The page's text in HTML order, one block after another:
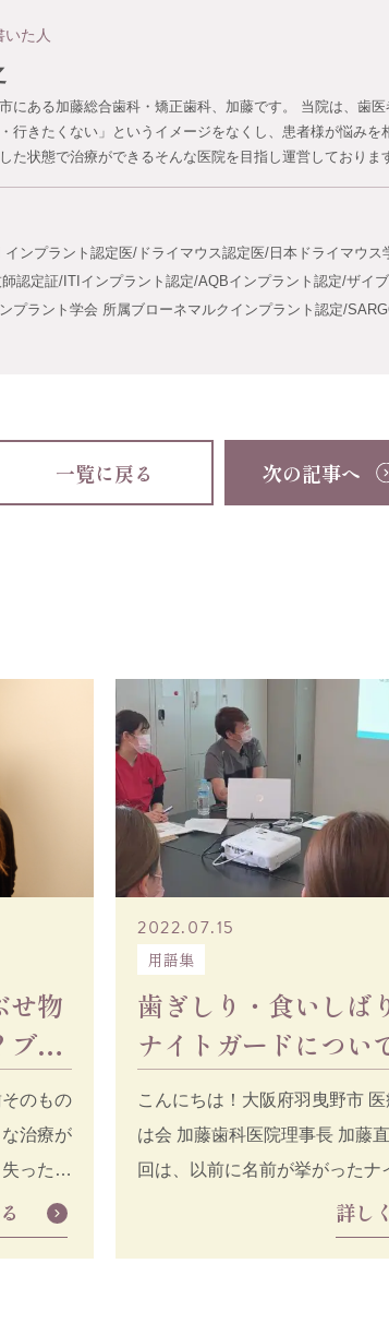
いた人
にある加藤総合歯科・矯正歯科、加藤です。 当院は、歯
・行きたくない」というイメージをなくし、患者様が悩みを
た状態で治療ができるそんな医院を目指し運営しておりま
ンプラント認定医/ドライマウス認定医/日本ドライマウス
認定証/ITIインプラント認定/AQBインプラント認定/ザイ
プラント学会 所属ブローネマルクインプラント認定/
次の記事へ
一覧に戻る
せ物
ブ
す！
のもの
治療が
った歯
「イ
2022.07.15
用語集
歯ぎしり・食いしば
ナイトガードについ
ます！
こんにちは！大阪府羽曳野市
は会 加藤歯科医院理事長 加藤
回は、以前に名前が挙がったナ
ついて詳しくご説明します。前
詳し